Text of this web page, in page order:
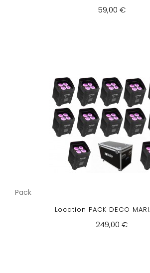
59,00 €
Pack
Location PACK DECO
249,00 €